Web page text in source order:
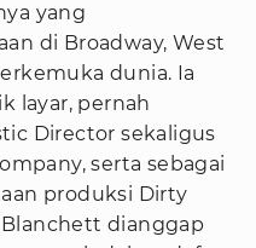
yang
di Broadway, West
dunia. Ia
layar, pernah
Director sekaligus
serta sebagai
produksi Dirty
dianggap